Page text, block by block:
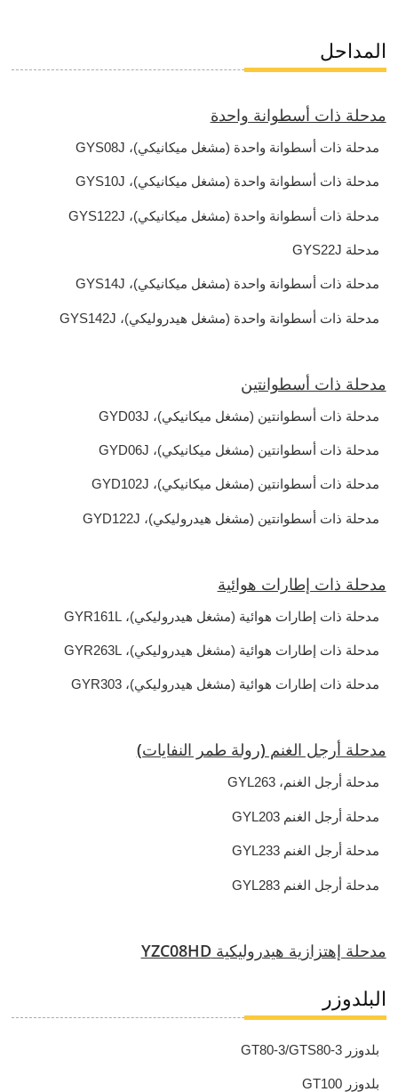
المداحل
مدحلة ذات أسطوانة واحدة
مدحلة ذات أسطوانة واحدة (مشغل ميكانيكي)، GYS08J
مدحلة ذات أسطوانة واحدة (مشغل ميكانيكي)، GYS10J
مدحلة ذات أسطوانة واحدة (مشغل ميكانيكي)، GYS122J
مدحلة GYS22J
مدحلة ذات أسطوانة واحدة (مشغل ميكانيكي)، GYS14J
مدحلة ذات أسطوانة واحدة (مشغل هيدروليكي)، GYS142J
مدحلة ذات أسطوانتين
مدحلة ذات أسطوانتين (مشغل ميكانيكي)، GYD03J
مدحلة ذات أسطوانتين (مشغل ميكانيكي)، GYD06J
مدحلة ذات أسطوانتين (مشغل ميكانيكي)، GYD102J
مدحلة ذات أسطوانتين (مشغل هيدروليكي)، GYD122J
مدحلة ذات إطارات هوائية
مدحلة ذات إطارات هوائية (مشغل هيدروليكي)، GYR161L
مدحلة ذات إطارات هوائية (مشغل هيدروليكي)، GYR263L
مدحلة ذات إطارات هوائية (مشغل هيدروليكي)، GYR303
مدحلة أرجل الغنم (رولة طمر النفايات)
مدحلة أرجل الغنم، GYL263
مدحلة أرجل الغنم GYL203
مدحلة أرجل الغنم GYL233
مدحلة أرجل الغنم GYL283
مدحلة إهتزازية هيدروليكية YZC08HD
البلدوزر
بلدوزر GT80-3/GTS80-3
بلدوزر GT100